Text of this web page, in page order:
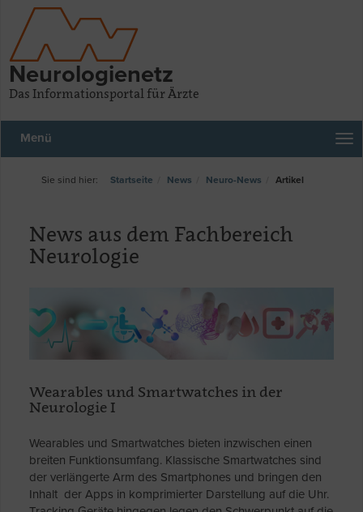
Neurologienetz
Das Informationsportal für Ärzte
Menü
Startseite News Neuro-News Artikel
News aus dem Fachbereich
Neurologie
Wearables und Smartwatches in der
Neurologie I
Wearables und Smartwatches bieten inzwischen einen
breiten Funktionsumfang. Klassische Smartwatches sind
der verlängerte Arm des Smartphones und bringen den
Inhalt der Apps in komprimierter Darstellung auf die Uhr.